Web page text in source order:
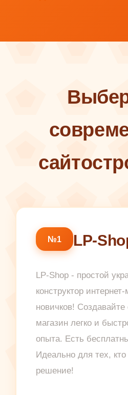
№1 LP-
LP-Shop - простой
конструктор
новичков!
магазин легко и
опыта. Есть
Идеально для тех,
решение!